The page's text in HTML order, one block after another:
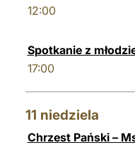
12:00
Spotkanie z
17:00
11 niedziela
Chrzest Pański –